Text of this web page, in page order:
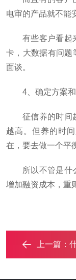
电审的产品就不能
有些客户看起
卡，大数据有问题
面谈。
4、确定方案
征信养的时间
越高。但养的时
在，要去做一个平
所以不管是什
增加融资成本，重
上一篇： 什么是债务优化